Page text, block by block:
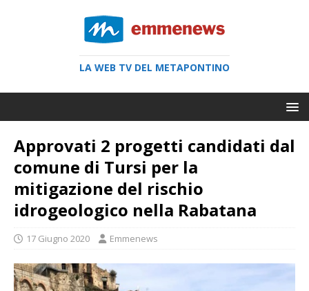
LA WEB TV DEL METAPONTINO
Approvati 2 progetti candidati dal
comune di Tursi per la
mitigazione del rischio
idrogeologico nella Rabatana
17 Giugno 2020 Emmenews